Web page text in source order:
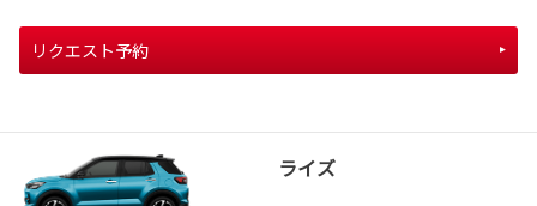
リクエスト予約
ライズ